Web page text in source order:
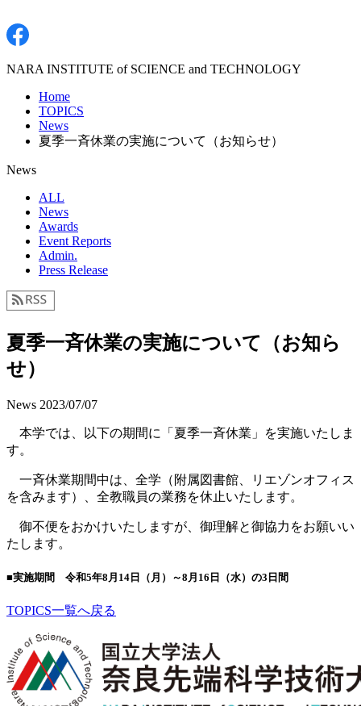
NARA INSTITUTE of SCIENCE and TECHNOLOGY
Home
TOPICS
News
夏季一斉休業の実施について（お知らせ）
News
ALL
News
Awards
Event Reports
Admin.
Press Release
夏季一斉休業の実施について（お知ら
せ）
News 2023/07/07
本学では、以下の期間に「夏季一斉休業」を実施いたしま
す。
一斉休業期間中は、全学（附属図書館、リエゾンオフィス
を含みます）、全教職員の業務を休止いたします。
御不便をおかけいたしますが、御理解と御協力をお願いい
たします。
■実施期間 令和5年8月14日（月）～8月16日（水）の3日間
TOPICS一覧へ戻る